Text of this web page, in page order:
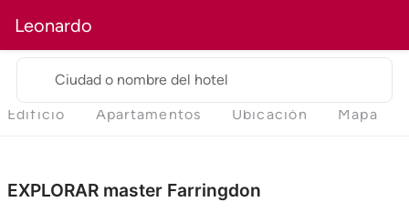
Leonardo
Ciudad o nombre del hotel
Edificio Apartamentos Ubicación Mapa
EXPLORAR master Farringdon